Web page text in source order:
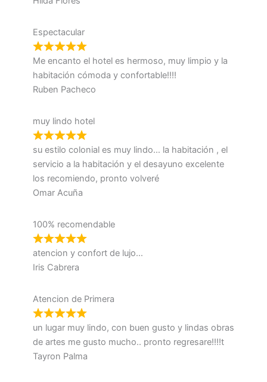
Espectacular
Me encanto el hotel es hermoso, muy limpio y la
habitación cómoda y confortable!!!!
Ruben Pacheco
muy lindo hotel
su estilo colonial es muy lindo… la habitación , el
servicio a la habitación y el desayuno excelente
los recomiendo, pronto volveré
Omar Acuña
100% recomendable
atencion y confort de lujo…
Iris Cabrera
Atencion de Primera
un lugar muy lindo, con buen gusto y lindas obras
de artes me gusto mucho.. pronto regresare!!!!t
Tayron Palma